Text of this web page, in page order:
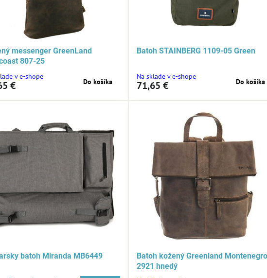
messenger GreenLand
807-25
v e-shope
€ Do košíka
Batoh STAINBERG 1109-05 Green
Na sklade v e-shope
71,65 € Do košíka
batoh Miranda MB6449
Batoh kožený Greenland Montenegro
2921 hnedý